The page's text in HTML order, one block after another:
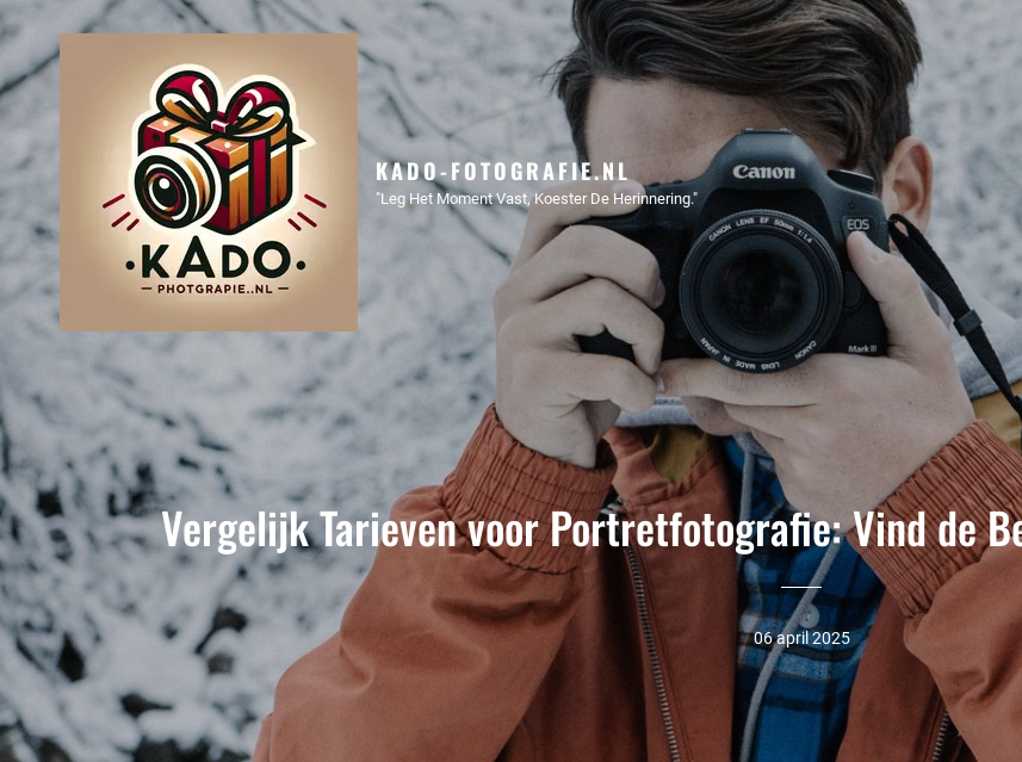
KADO-FOTOGRAFIE.NL
"Leg Het Moment Vast, Koester De Herinnering."
Vergelijk Tarieven voor Portretfotografie: Vind de
06 april 2025